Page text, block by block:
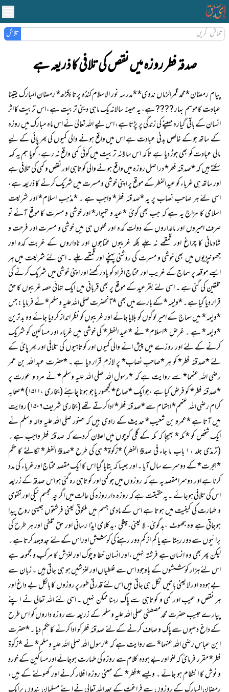
تلاش
صدقہ فطر روزہ میں نقص کی تلافی کا ذریعہ ہے
پیام رمضان *محمد قمرالزماں ندوی* *مدرسہ نور الاسلام کنڈہ پرتاپگڑھ* رمضان المبارک یقینا
عبادت کا موسم بہار ???? ہے، یہ مہینہ سالانہ یک ماہی دینی تربیت ہے، اس تربیت کا اثر
انسان کے باقی گیارہ مہینے کی زندگی پر پڑتا ہے، اس لیے اللہ تعالیٰ نے اس ماہ مبارک میں روزہ
کے ساتھ جو کے خالص بدنی عبادت ہے اس میں واقع ہونے والی کمیوں کی بھر پائی کے لیے
مالی عبادت کو بھی جوڑ دیا ہے تاکہ اس سالانہ تربیت میں کوئی کمی واقع نہ رہے، گویا ہم یہ کہہ
سکتے ہیں کہ *صدقئہ فطر* در اصل روزہ میں واقع ہونے والی کوتاہی اور نقص و کمی کی تلافی ہے
اور ساتھ ہی غرباء کو عید الفطر کے موقع پر اپنی خوشی و مسرت میں شریک کرنے کا ذریعہ ہے،
اسی لئے ہر صاحب نصاب پر یہ *صدقئہ فطر* واجب ہے ۔ *مذہب اسلام* اور شریعت
اسلامی کا مزاج یہ ہے کہ جب بھی کوئ *عید و تہیوار* اور خوشی و مسرت کا موقع آئے تو
صرف امیروں اور مالداروں کے دولت کدہ اور محلوں ہی میں خوشی و مسرت اور فرحت و
شادمانی کا چراغ اور قمقمے نہ جلے بلکہ غریبوں محتاجوں اور ناداروں کے غربت کدہ اور
جھونپڑیوں میں بھی خوشی و مسرت کی روشنی پہنچے اور قمقمے جلے ۔ اسی لئے شریعت میں ہر
ایسے موقعہ پر سماج کے غریب اور محتاج افراد کو یاد رکھنے اور اپنی خوشی میں شریک کرنے کی
تلقین کی گئی ہے ۔ اسی لئے بقرعید کے موقع پر بھی قربانی میں ایک تہائی حصہ غریبوں کا حق
قرار دیا گیا ہے ۔ *ولیمہ* کے بارے میں بھی *آنحضرت صلی اللہ علیہ وسلم* نے فرمایا : جس
*ولیمہ* میں سماج کے امیر لوگوں کو بلایا جائے اور غریبوں کو نظر انداز کر دیا جائے وہ بدترین
*ولیمہ* ہے ۔ غرض *اسلام* نے *عید الفطر* کی خوشی میں غرباء اور مساکین کو شریک
کرنے کے لئے اور روزے میں پیش انے والی کمیوں اور کوتاہیوں کی تلافی اور بھر پائ کے
لئے *صدقئہ فطر* کو ہر *صاحب نصاب* پر لازم قرار دیا ہے ۔ *حضرت عبد اللہ بن عمر
رضی اللہ عنھما* سے روایت ہے کہ *رسول اللہ صلی اللہ علیہ وسلم* نے مرد و عورت پر
*صدقئہ فطر* کو فرض کیا ہے ،جو ایک *صاع* کجھور یا جو ہونا چاہئے ( بخاری ،۱۵۱۱) *صحابہ
کرام رضی اللہ عنھم* اہتمام سے *صدقئہ فطر* ادا کرتے تھے ( بخاری شریف ۱۵۰۶) روایت
میں آتا ہے *عمرو بن شعیب* حدیث کے راوی ہیں کہ حضور صلی اللہ علیہ والہ وسلم نے
ایک شخص کو * مکہ* بھیجا کہ مکہ کے گلی کوچوں میں اعلان کردے کہ صدقئہ فطر واجب ہے ۔
(ترمذی جلد ، ۱ باب ما جاء فی صدقة الفطر) *زکوة* ہی کی طرح *صدقة الفطر* نکالنے کا حکم
*ہجرت* کے دوسرے سال آیا ۔ اور جیسا کہ بتایا گیا اس کا ایک مقصد محتاج اور غرباء کی مدد
کرنا ہے اور دوسرا مقصد یہ ہے کہ روزوں میں جو کمی اور کوتاہی رہ گئی ہو اس صدقہ کے زریعہ
اس کی تلافی ہوجائے ۔ یہ حقیقت ہے کہ روزہ دار روزہ کی حالت میں اگر چہ مجسم نیکی اور تقوی
و طہارت کی کیفیت میں ہوتا ہے اس کے مادی جسم میں ملکوتی یعنی فرشتوں جیسی روح پیدا
ہوجاتی ہے وہ جھوٹ ،بدگوئ، لا یعنی،چغلی ،بدکلامی ایذا رسانی اور حق تلفی اور ہر طرح کی
برائیوں سے دور رہتا ہے یا کم از کم دور رہنے کی کوشش اور اس کے لئے جدوجہد کرتا ہے ۔
لیکن پھر بھی وہ انسان ہے فرشتہ نہیں، اور انسان خطا و چوک اور لغزش کا مرکب و مجموعہ ہے
اس لئے ہزار کوششوں کے باوجود اس سے غلطیاں اور لغزشیں ہو ہی جاتی ہیں ۔ زبان سے
بے ہودہ اور لا یعنی باتیں نکل ہی جاتی ہیں اس لئے قدرتی طور پر روزوں کا بالکل بے داغ اور
ہر نقص و عیب اور کمی و کوتاہی سے پاک رہنا ممکن نہیں ۔ اسی لئے اللہ تعالی نے اپنے
پیارے حبیب حضرت محمد مصطفی صلی اللہ علیہ وسلم کے زریعہ سے روزہ داروں کو اس طرح
کے داغ دھبوں سے پاک و صاف کرنے کے لئے صدقئہ فطر کو ادا کرنے کا حکم دیا ۔ *حضرت
ابن عباس رضی اللہ عنہما* سے روایت ہے کہ *رسول اللہ صلی اللہ علیہ وسلم* نے *زکوة
فطر* مقرر فرمائ کہ لغو اور بے ہودہ کلام سے روزہ کی طہارت ہوجائے اور مساکین کے خورد
و نوش کا انتظام ہو جائے ۔ ویسے *فطر* کے معنی روزہ افطار کرنے اور کھولنے کے ہیں،